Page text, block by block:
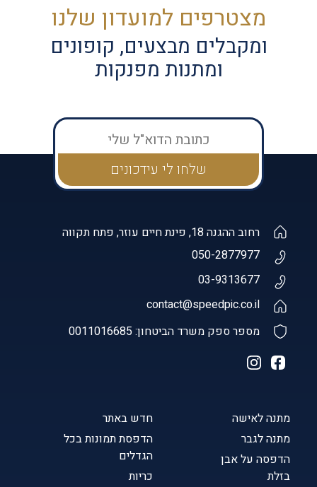
מצטרפים למועדון שלנו
ומקבלים מבצעים, קופונים
ומתנות מפנקות
מתנה לאישה
מתנה לגבר
הדפסה על אבן
בזלת
חדש באתר
הדפסת תמונות בכל
הגדלים
כריות
רחוב ההגנה 18, פינת חיים עוזר, פתח תקווה
050-2877977
03-9313677
contact@speedpic.co.il
מספר ספק משרד הביטחון: 0011016685